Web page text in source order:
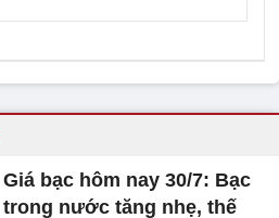
Giá bạc hôm nay 30/7: Bạc
trong nước tăng nhẹ, thế